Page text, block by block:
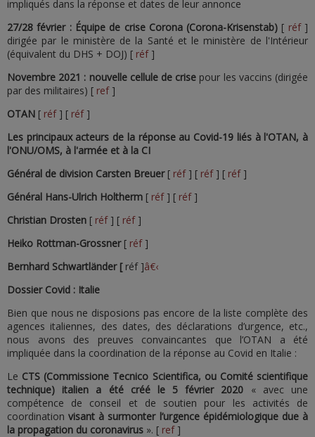
impliqués dans la réponse et dates de leur annonce
27/28 février : Équipe de crise Corona (Corona-Krisenstab) [ réf]
dirigée par le ministère de la Santé et le ministère de l'Intérieur
(équivalent du DHS + DOJ) [ réf]
Novembre 2021 : nouvelle cellule de crise pour les vaccins (dirigée
par des militaires) [ ref]
OTAN [ réf] [ réf]
Les principaux acteurs de la réponse au Covid-19 liés à l'OTAN, à
l'ONU/OMS, à l'armée et à la CI
Général de division Carsten Breuer[ réf] [ réf] [ réf]
Général Hans-Ulrich Holtherm [ réf] [ réf]
Christian Drosten [ réf] [ réf]
Heiko Rottman-Grossner[ réf]
Bernhard Schwartländer [réf ]â€‹
Dossier Covid : Italie
Bien que nous ne disposions pas encore de la liste complète des
agences italiennes, des dates, des déclarations d’urgence, etc.,
nous avons des preuves convaincantes que l’OTAN a été
impliquée dans la coordination de la réponse au Covid en Italie :
Le CTS (Commissione Tecnico Scientifica, ou Comité scientifique
technique) italien a été créé le 5 février 2020 « avec une
compétence de conseil et de soutien pour les activités de
coordinationvisant à surmonter l’urgence épidémiologique due à
la propagation du coronavirus ». [ ref]